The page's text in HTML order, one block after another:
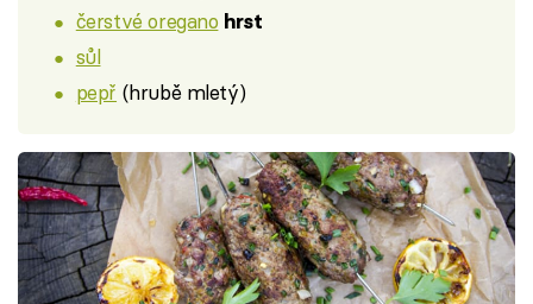
čerstvé oregano hrst
sůl
pepř (hrubě mletý)